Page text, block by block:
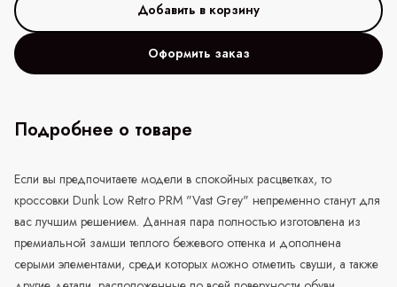
Оформить заказ
Подробнее о товаре
Если вы предпочитаете модели в спокойных расцветках, то
кроссовки Dunk Low Retro PRM "Vast Grey" непременно станут для
вас лучшим решением. Данная пара полностью изготовлена из
премиальной замши теплого бежевого оттенка и дополнена
серыми элементами, среди которых можно отметить свуши, а также